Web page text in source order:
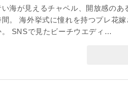
い海が見えるチャペル、開放感のあ
間。 海外挙式に憧れを持つプレ花
。 SNSで見たビーチウエディ…